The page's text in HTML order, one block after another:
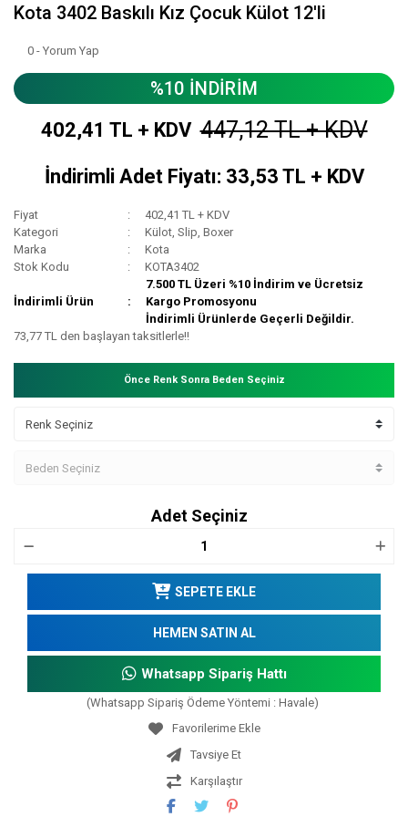
Kota 3402 Baskılı Kız Çocuk Külot 12'li
0 - Yorum Yap
%10 İNDİRİM
402,41 TL + KDV 447,12 TL + KDV
İndirimli Adet Fiyatı: 33,53 TL + KDV
Fiyat
402,41 TL + KDV
Kategori
Külot, Slip, Boxer
Marka
Kota
Stok Kodu
KOTA3402
İndirimli Ürün
7.500 TL Üzeri %10 İndirim ve Ücretsiz
Kargo Promosyonu
İndirimli Ürünlerde Geçerli Değildir.
73,77 TL den başlayan taksitlerle!!
Önce Renk Sonra Beden Seçiniz
Adet Seçiniz
SEPETE EKLE
HEMEN SATIN AL
Whatsapp Sipariş Hattı
(Whatsapp Sipariş Ödeme Yöntemi : Havale)
Tavsiye Et
Karşılaştır